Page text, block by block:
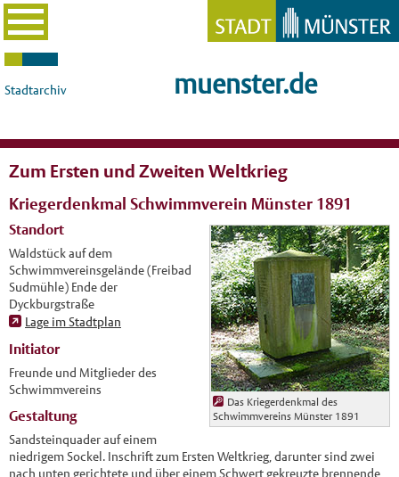
Stadtarchiv muenster.de
Zum Ersten und Zweiten Weltkrieg
Kriegerdenkmal Schwimmverein Münster 1891
Das Kriegerdenkmal des
Schwimmvereins Münster 1891
Standort
Waldstück auf dem
Schwimmvereinsgelände (Freibad
Sudmühle) Ende der
Dyckburgstraße
Lage im Stadtplan
Initiator
Freunde und Mitglieder des
Schwimmvereins
Gestaltung
Sandsteinquader auf einem
niedrigem Sockel. Inschrift zum Ersten Weltkrieg, darunter sind zwei
nach unten gerichtete und über einem Schwert gekreuzte brennende